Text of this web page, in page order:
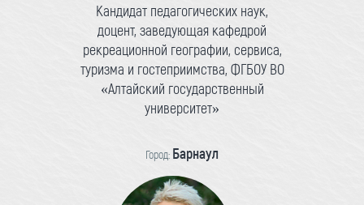
Кандидат педагогических наук,
доцент, заведующая кафедрой
рекреационной географии, сервиса,
туризма и гостеприимства, ФГБОУ ВО
«Алтайский государственный
университет»
Город: Барнаул